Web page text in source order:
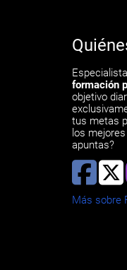
formación
objetivo
tus metas
los mejores
apuntas?
Más sobre